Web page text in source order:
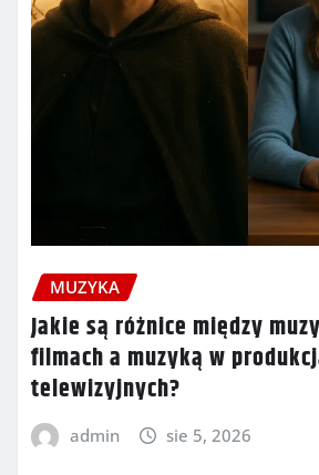
MUZYKA
Jakie są różnice między
filmach a muzyką w
telewizyjnych?
admin sie 5, 2026